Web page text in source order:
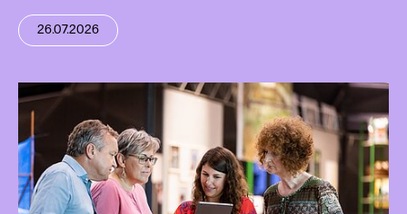
26.07.2026